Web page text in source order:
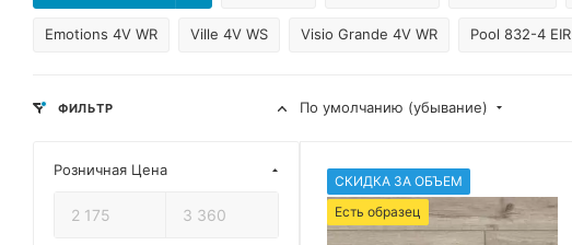
Emotions 4V WR Ville 4V WS Visio Grande 4V WR Pool 832-4 EIR
По умолчанию (убывание)
СКИДКА ЗА ОБЪЕМ
Есть образец
ФИЛЬТР
Розничная Цена